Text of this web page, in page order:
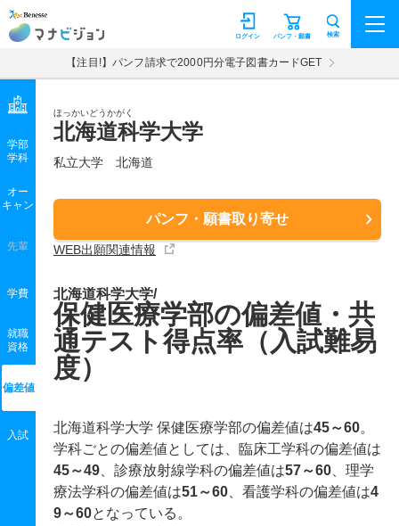
マナビジョン パンフ・願書
ログイン 検索
【注目!】パンフ請求で2000円分電子図書カードGET
ほっかいどうかがく
北海道科学大学
私立大学 北海道
パンフ・願書取り寄せ
WEB出願関連情報
学部
学科
オー
キャン
先輩
学費
就職
資格
偏差値
入試
北海道科学大学/
保健医療学部の偏差値・共
通テスト得点率（入試難易
度）
北海道科学大学 保健医療学部の偏差値は45～60。
学科ごとの偏差値としては、臨床工学科の偏差値は
45～49 、診療放射線学科の偏差値は57～60 、理学
療法学科の偏差値は51～60 、看護学科の偏差値は4
9～60となっている。